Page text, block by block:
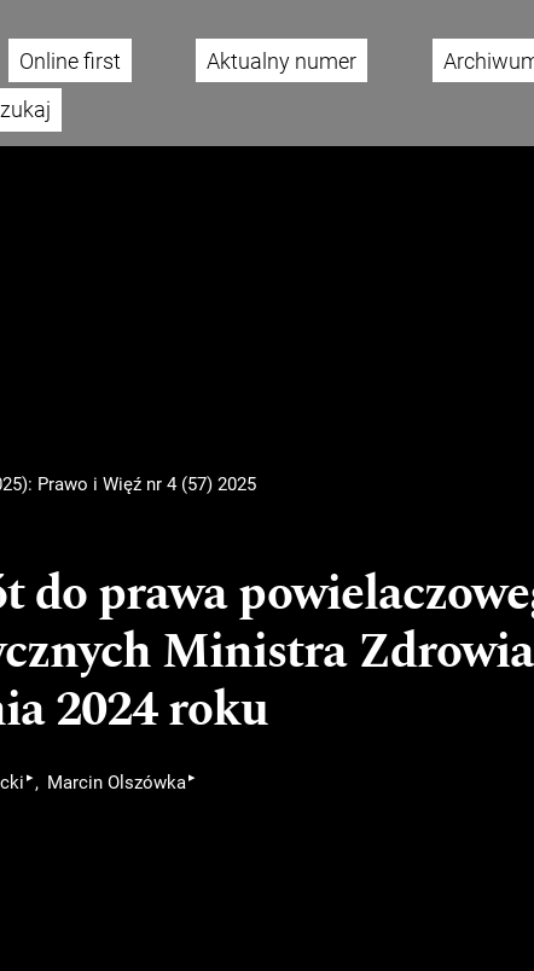
Online first Aktualny numer
Prawo i Więź nr 4 (57) 2025
do prawa
Ministra
2024 roku
▸ Marcin Olszówka▸